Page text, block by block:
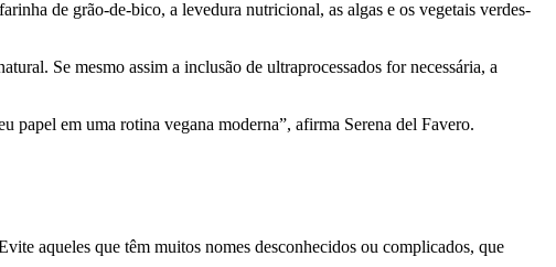
de grão-de-bico, a levedura nutricional, as algas e os vegetais verdes-
Se mesmo assim a inclusão de ultraprocessados for necessária, a
papel em uma rotina vegana moderna”, afirma Serena del Favero.
aqueles que têm muitos nomes desconhecidos ou complicados, que